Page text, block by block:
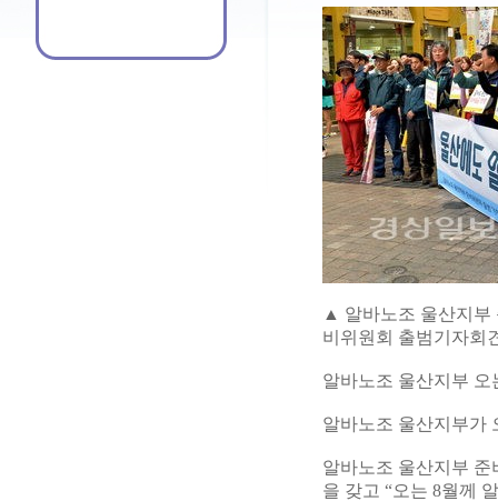
▲ 알바노조 울산지부
비위원회 출범기자회
알바노조 울산지부 오
알바노조 울산지부가
알바노조 울산지부
을 갖고 “오는 8월께